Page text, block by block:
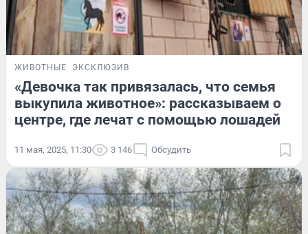
ЖИВОТНЫЕ ЭКСКЛЮЗИВ
«Девочка так привязалась, что семья
выкупила животное»: рассказываем о
центре, где лечат с помощью лошадей
11 мая, 2025, 11:30 3 146 Обсудить